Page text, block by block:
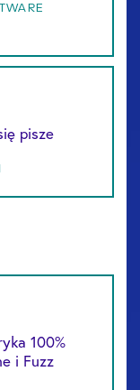
pisze
100%
i Fuzz